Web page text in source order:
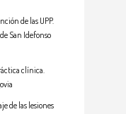
de las UPP.
San Idefonso
clínica.
de las lesiones